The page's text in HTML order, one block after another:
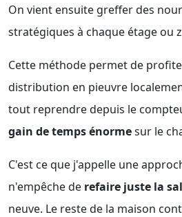
On vient ensuite greffer des
stratégiques à chaque étage ou
Cette méthode permet de
distribution en pieuvre
tout reprendre depuis le
gain de temps énormesur le
C'est ce que j'appelle une
n'empêche de refaire juste la
neuve. Le reste de la maison